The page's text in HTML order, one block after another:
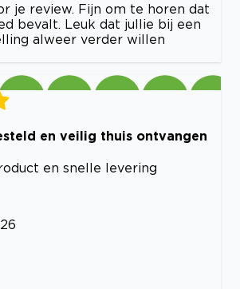
je review. Fijn om te horen dat
bevalt. Leuk dat jullie bij een
alweer verder willen
en veilig thuis ontvangen
en snelle levering